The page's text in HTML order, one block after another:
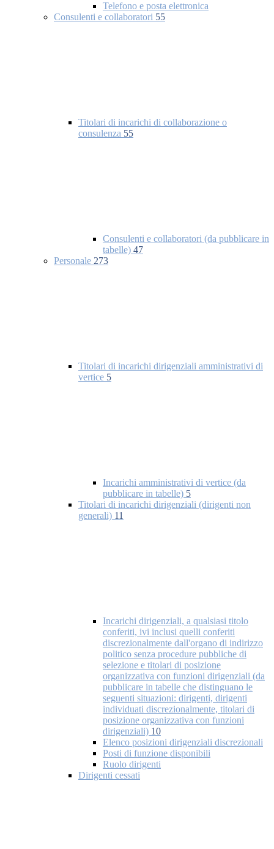
Telefono e posta elettronica
Consulenti e collaboratori 55
Titolari di incarichi di collaborazione o
consulenza 55
Consulenti e collaboratori (da pubblicare in
tabelle) 47
Personale 273
Titolari di incarichi dirigenziali amministrativi di
vertice 5
Incarichi amministrativi di vertice (da
pubblicare in tabelle) 5
Titolari di incarichi dirigenziali (dirigenti non
generali) 11
Incarichi dirigenziali, a qualsiasi titolo
conferiti, ivi inclusi quelli conferiti
discrezionalmente dall'organo di indirizzo
politico senza procedure pubbliche di
selezione e titolari di posizione
organizzativa con funzioni dirigenziali (da
pubblicare in tabelle che distinguano le
seguenti situazioni: dirigenti, dirigenti
individuati discrezionalmente, titolari di
posizione organizzativa con funzioni
dirigenziali) 10
Elenco posizioni dirigenziali discrezionali
Posti di funzione disponibili
Ruolo dirigenti
Dirigenti cessati